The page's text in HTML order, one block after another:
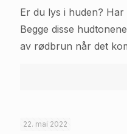
Er du lys i huden?
Begge disse
av rødbrun når det
22. mai 2022